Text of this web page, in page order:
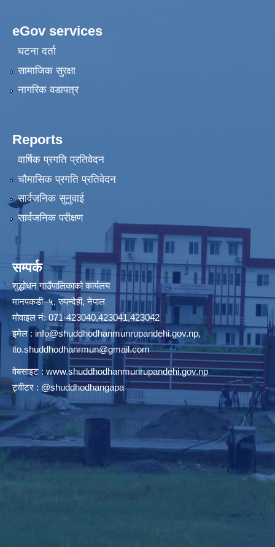
eGov services
घटना दर्ता
सामाजिक सुरक्षा
नागरिक वडापत्र
Reports
वार्षिक प्रगति प्रतिवेदन
चौमासिक प्रगति प्रतिवेदन
सार्वजनिक सुनुवाई
सार्वजनिक परीक्षण
सम्पर्क
शुद्धोधन गाउँपालिकाको कार्यलय
मानपकडी–५, रुपन्देही, नेपाल
मोवाइल नं: 071-423040,423041,423042
इमेल : info@shuddhodhanmunrupandehi.gov.np,
ito.shuddhodhanrmun@gmail.com
वेबसाइट : www.shuddhodhanmunrupandehi.gov.np
ट्वीटर : @shuddhodhangapa